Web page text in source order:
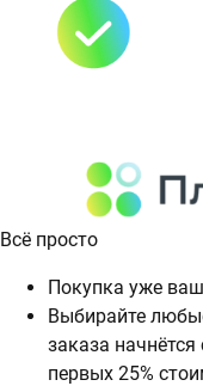
Всё просто
Покупка уже
Выбирайте
заказа
первых 25%